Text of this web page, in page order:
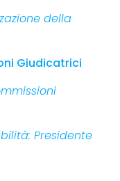
della
Giudicatrici
Presidente